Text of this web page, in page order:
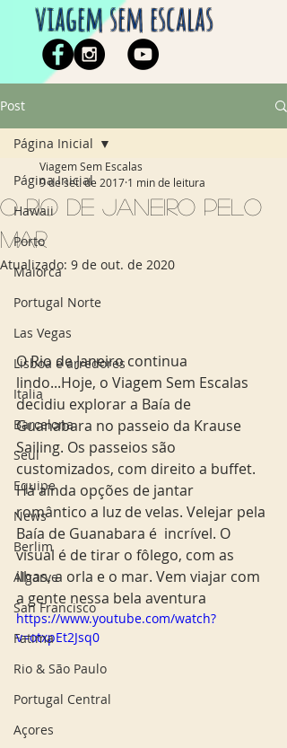
viagem sem escalas
Post
Página Inicial
Hawaii
Porto
Maiorca
Portugal Norte
Las Vegas
Lisboa e arredores
Italia
Barcelona
Seul
Equipe
News
Berlim
Algarve
San Francisco
Fatima
Rio & São Paulo
Portugal Central
Açores
Página Inicial
O Rio de Janeiro pelo
mar
Viagem Sem Escalas
9 de set. de 2017 1 min de leitura
Atualizado: 9 de out. de 2020
O Rio de Janeiro continua
lindo...Hoje, o Viagem Sem Escalas
decidiu explorar a Baía de
Guanabara no passeio da Krause
Sailing. Os passeios são
customizados, com direito a buffet.
Há ainda opções de jantar
romântico a luz de velas. Velejar pela
Baía de Guanabara é  incrível. O
visual é de tirar o fôlego, com as
ilhas, a orla e o mar. Vem viajar com
a gente nessa bela aventura
https://www.youtube.com/watch?
v=otxpEt2Jsq0